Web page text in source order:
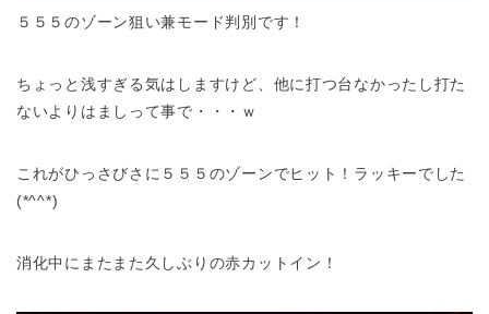
５５５のゾーン狙い兼モード判別です！
ちょっと浅すぎる気はしますけど、他に打つ台なかったし打た
ないよりはましって事で・・・ｗ
これがひっさびさに５５５のゾーンでヒット！ラッキーでした
(*^^*)
消化中にまたまた久しぶりの赤カットイン！